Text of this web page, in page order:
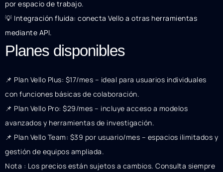
por espacio de trabajo.
💡 Integración fluida: conecta Vello a otras herramientas
mediante API.
Planes disponibles
📌 Plan Vello Plus: $17/mes – ideal para usuarios individuales
con funciones básicas de colaboración.
📌 Plan Vello Pro: $29/mes – incluye acceso a modelos
avanzados y herramientas de investigación.
📌 Plan Vello Team: $39 por usuario/mes – espacios ilimitados y
gestión de equipos ampliada.
Nota : Los precios están sujetos a cambios. Consulta siempre